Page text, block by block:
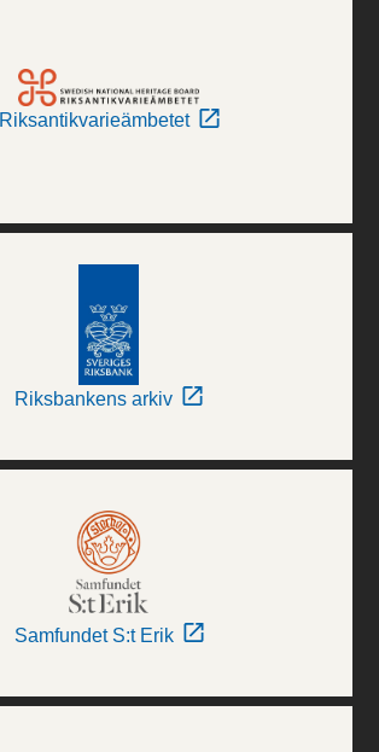
Riksantikvarieämbetet
Riksbankens arkiv
Samfundet S:t Erik